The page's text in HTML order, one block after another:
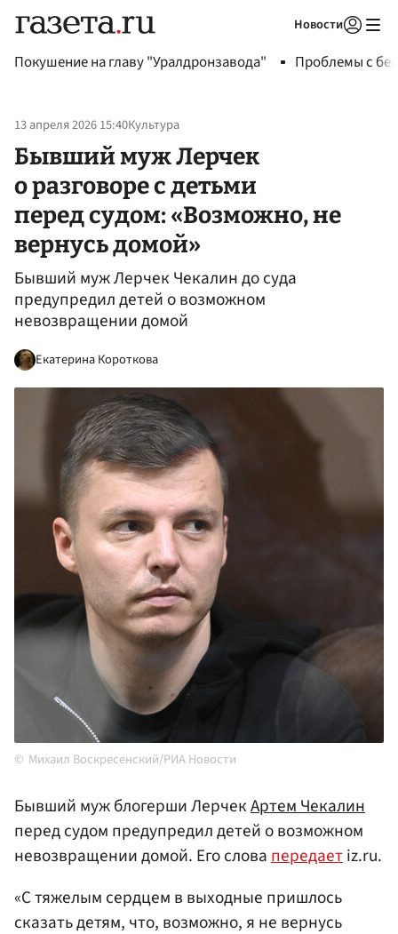
Новости
Покушение на главу "Уралдронзавода" Проблемы с
13 апреля 2026 15:40Культура
Бывший муж Лерчек
о разговоре с детьми
перед судом: «Возможно, не
вернусь домой»
Бывший муж Лерчек Чекалин до суда
предупредил детей о возможном
невозвращении домой
Екатерина Короткова
Михаил Воскресенский/РИА Новости
Бывший муж блогерши ЛерчекАртем Чекалин
перед судом предупредил детей о возможном
невозвращении домой. Его словапередаетiz.ru.
«С тяжелым сердцем в выходные пришлось
сказать детям, что, возможно, я не вернусь